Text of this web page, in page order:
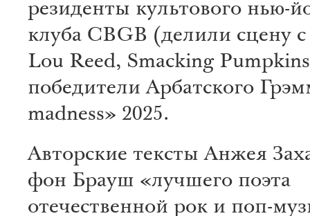
резиденты культового нью-
клуба CBGB (делили сцену
Lou Reed, Smacking
победители Арбатского
madness» 2025.
Авторские тексты Анжея
фон Брауш «лучшего поэта
отечественной рок и поп-